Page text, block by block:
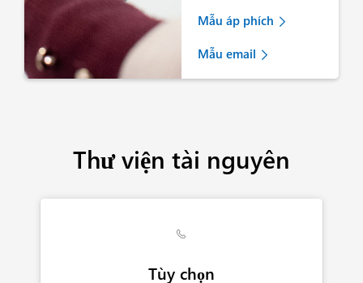
Mẫu áp phích
Mẫu email
Thư viện tài nguyên

Tùy chọn